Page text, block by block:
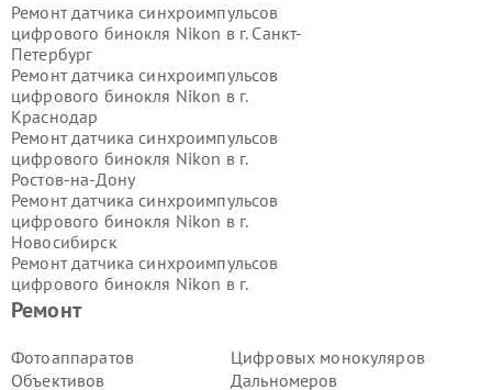
Ремонт
Фотоаппаратов
Объективов
Цифровых монокуляров
Дальномеров
Ремонт датчика синхроимпульсов
цифрового бинокля Nikon в г. Санкт-
Петербург
Ремонт датчика синхроимпульсов
цифрового бинокля Nikon в г.
Краснодар
Ремонт датчика синхроимпульсов
цифрового бинокля Nikon в г.
Ростов-на-Дону
Ремонт датчика синхроимпульсов
цифрового бинокля Nikon в г.
Новосибирск
Ремонт датчика синхроимпульсов
цифрового бинокля Nikon в г.
Екатеринбург
цифрового бинокля Nikon в г.
Казань
Ремонт датчика синхроимпульсов